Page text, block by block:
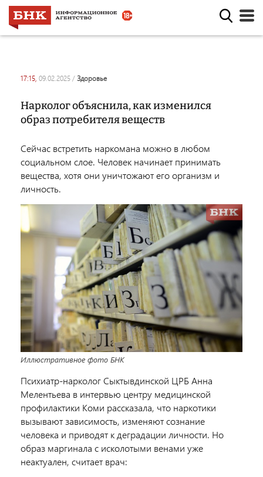
17:15, 09.02.2025 / здоровье
Нарколог объяснила, как изменился
образ потребителя веществ
Сейчас встретить наркомана можно в любом
социальном слое. Человек начинает принимать
вещества, хотя они уничтожают его организм и
личность.
Иллюстративное фото БНК
Психиатр-нарколог Сыктывдинской ЦРБ Анна
Мелентьева в интервью центру медицинской
профилактики Коми рассказала, что наркотики
вызывают зависимость, изменяют сознание
человека и приводят к деградации личности. Но
образ маргинала с исколотыми венами уже
неактуален, считает врач: